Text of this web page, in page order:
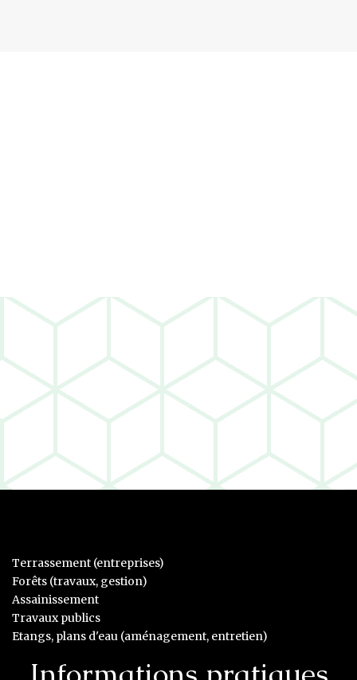
Terrassement (entreprises)
Forêts (travaux, gestion)
Assainissement
Travaux publics
Etangs, plans d'eau (aménagement, entretien)